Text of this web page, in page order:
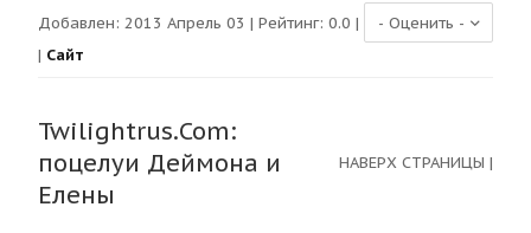
Добавлен: 2013 Апрель 03 | Рейтинг: 0.0 |
| Сайт
Twilightrus.Com:
поцелуи Деймона и
Елены
НАВЕРХ СТРАНИЦЫ |